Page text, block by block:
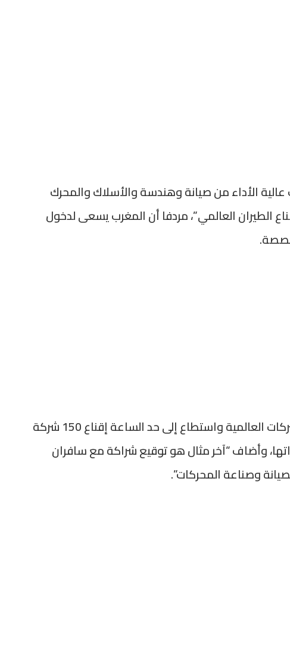
عمل على إنشاء 6 منظومات عالية الأداء من صيانة وهندسة والأسلاك والمحرك
الطيران العالمي”، مردفا أن المغرب يسعى لدخول
وشدد على أن المغرب يواصل جذب كبيرات الشركات العالمية واستطاع إلى حد الساعة إقناع 150 شركة
وأضاف “آخر مثال هو توقيع شراكة مع سافران
وصناعة المحركات”.